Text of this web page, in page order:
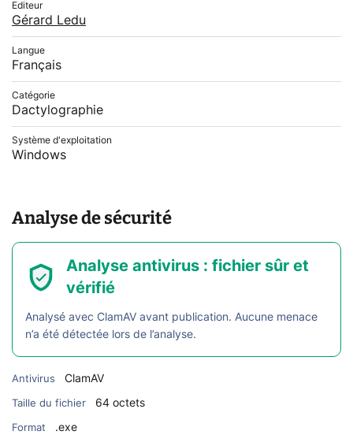
Editeur
Gérard Ledu
Langue
Français
Catégorie
Dactylographie
Système d'exploitation
Windows
Analyse de sécurité
Analyse antivirus : fichier sûr et
vérifié
Analysé avec ClamAV avant publication. Aucune menace
n’a été détectée lors de l’analyse.
Antivirus ClamAV
Taille du fichier 64 octets
Format .exe